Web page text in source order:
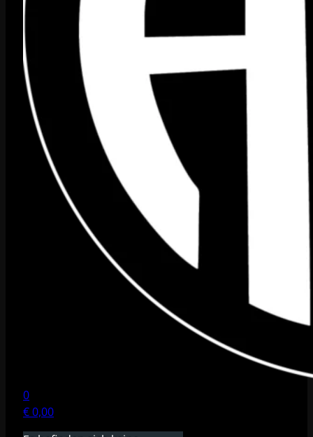
0
€0,00